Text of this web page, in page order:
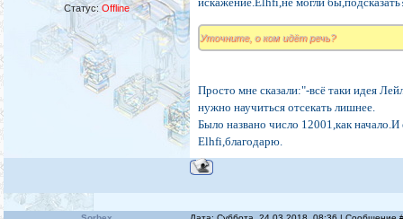
Статус:Offline
Уточните, о ком идёт речь?
Просто мне сказали:"-всё таки идея
нужно научиться отсекать лишнее.
Было названо число 12001,как
Elhfi,благодарю.